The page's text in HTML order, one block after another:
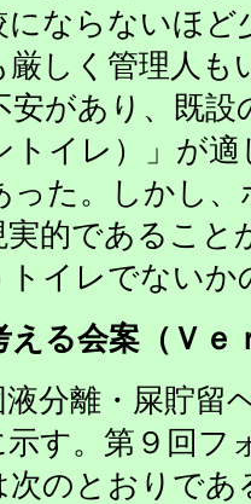
にならないほど
厳しく管理人も
があり、既設
トイレ）」が
った。しかし
的であること
イレでないか
える会案（Ｖｅ
分離・屎貯留
す。第９回フ
のとおりであ